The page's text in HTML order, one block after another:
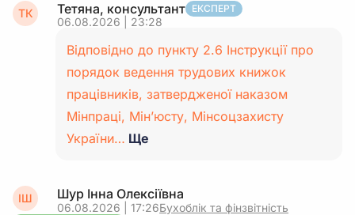
ТК Тетяна, консультант ЕКСПЕРТ
06.08.2026 | 23:28
Відповідно до пункту 2.6 Інструкції про
порядок ведення трудових книжок
працівників, затвердженої наказом
Мінпраці, Мін’юсту, Мінсоцзахисту
України… Ще
ІШ Шур Інна Олексіївна
06.08.2026 | 17:26Бухоблік та фінзвітність